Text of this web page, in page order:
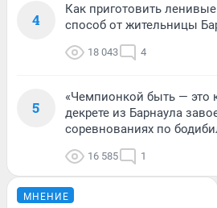
4
Как приготовить
способ от жительницы
18 043 4
5
«Чемпионкой быть — это
декрете из Барнаула
соревнованиях по
16 585 1
МНЕНИЕ